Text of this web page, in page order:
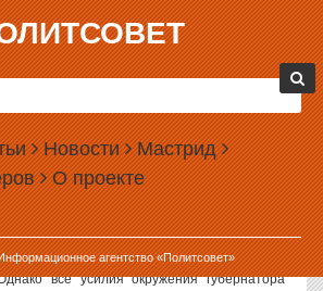
Новости Мастрид
О проекте
агентство «Политсовет»
КУЙВАШЕВА
губернатор Свердловской области
свою «минуту славы» на Первом
этого стали не определенные достижения
ляп его команды. С начала текущего
губернатора в прессе заметно
и неудивительно в свете предстоящих
в 2016 году и губернаторских в
все усилия окружения губернатора